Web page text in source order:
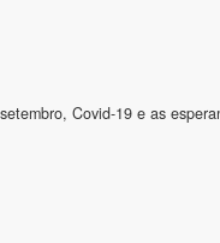
Covid-19 e as